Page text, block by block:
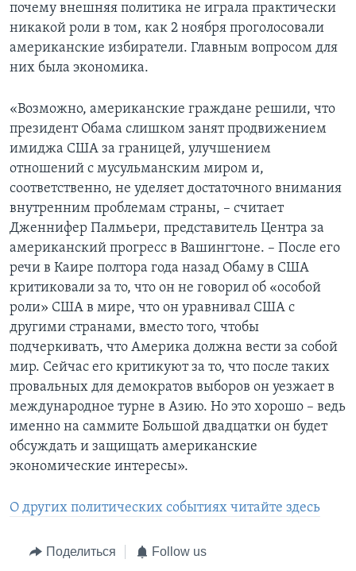
почему внешняя политика не играла практически
никакой роли в том, как 2 ноября проголосовали
американские избиратели. Главным вопросом для
них была экономика.
«Возможно, американские граждане решили, что
президент Обама слишком занят продвижением
имиджа США за границей, улучшением
отношений с мусульманским миром и,
соответственно, не уделяет достаточного внимания
внутренним проблемам страны, – считает
Дженнифер Палмьери, представитель Центра за
американский прогресс в Вашингтоне. – После его
речи в Каире полтора года назад Обаму в США
критиковали за то, что он не говорил об «особой
роли» США в мире, что он уравнивал США с
другими странами, вместо того, чтобы
подчеркивать, что Америка должна вести за собой
мир. Сейчас его критикуют за то, что после таких
провальных для демократов выборов он уезжает в
международное турне в Азию. Но это хорошо – ведь
именно на саммите Большой двадцатки он будет
обсуждать и защищать американские
экономические интересы».
О других политических событиях читайте здесь
Поделиться Follow us